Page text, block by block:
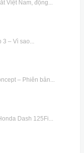
Việt Nam, động...
– Vì sao...
– Phiên bản...
Dash 125Fi...